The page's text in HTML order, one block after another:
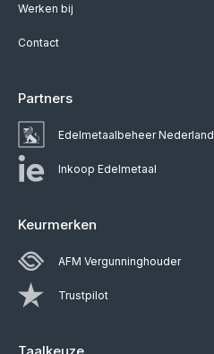
Werken bij
Contact
Partners
Edelmetaalbeheer Nederland
Inkoop Edelmetaal
Keurmerken
AFM Vergunninghouder
Trustpilot